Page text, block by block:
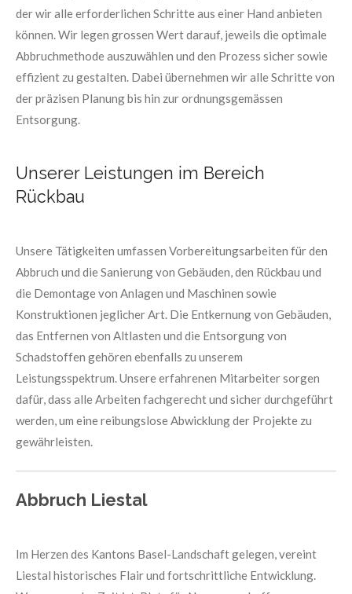
der wir alle erforderlichen Schritte aus einer Hand anbieten
können. Wir legen grossen Wert darauf, jeweils die optimale
Abbruchmethode auszuwählen und den Prozess sicher sowie
effizient zu gestalten. Dabei übernehmen wir alle Schritte von
der präzisen Planung bis hin zur ordnungsgemässen
Entsorgung.
Unserer Leistungen im Bereich
Rückbau
Unsere Tätigkeiten umfassen Vorbereitungsarbeiten für den
Abbruch und die Sanierung von Gebäuden, den Rückbau und
die Demontage von Anlagen und Maschinen sowie
Konstruktionen jeglicher Art. Die Entkernung von Gebäuden,
das Entfernen von Altlasten und die Entsorgung von
Schadstoffen gehören ebenfalls zu unserem
Leistungsspektrum. Unsere erfahrenen Mitarbeiter sorgen
dafür, dass alle Arbeiten fachgerecht und sicher durchgeführt
werden, um eine reibungslose Abwicklung der Projekte zu
gewährleisten.
Abbruch Liestal
Im Herzen des Kantons Basel-Landschaft gelegen, vereint
Liestal historisches Flair und fortschrittliche Entwicklung.